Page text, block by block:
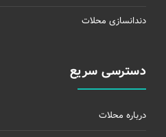
دندانسازی محلات
دسترسی سریع
درباره محلات